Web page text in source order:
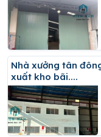
Nhà xưởng tân đông hiệp. dĩ an. cho thuê, phù hợp sản
xuất kho bãi....